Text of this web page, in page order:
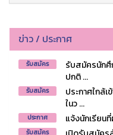
ข่าว / ประกาศ
รับสมัคร
รับสมัครนักศึ
ปกติ ...
รับสมัคร
ประกาศใกล้
ในว ...
ประกาศ แจ้งนักเรียน
รับสมัคร